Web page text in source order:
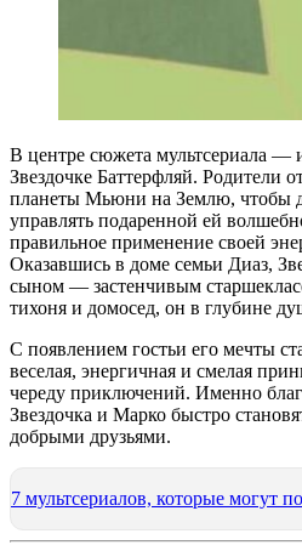
В центре сюжета мультсериала —
Звездочке Баттерфляй. Родители
планеты Мьюни на Землю, чтобы
управлять подаренной ей
правильное применение своей
Оказавшись в доме семьи Диаз,
сыном — застенчивым
тихоня и домосед, он в глубине
С появлением гостьи его мечты
веселая, энергичная и смелая
череду приключений. Именно
Звездочка и Марко быстро
добрыми друзьями.
7 мультсериалов, которые могут